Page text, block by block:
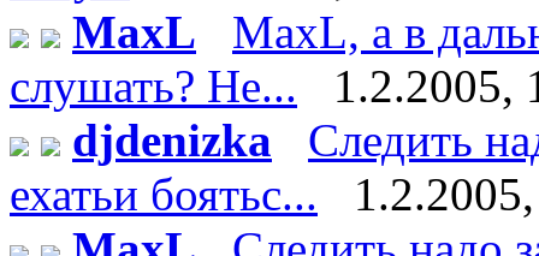
MaxL
MaxL, а в
слушать? Не...
1.2.2005,
djdenizka
Следить
ехатьи боятьс...